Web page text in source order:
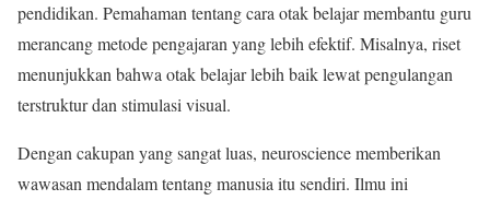
pendidikan. Pemahaman tentang cara otak belajar membantu guru
merancang metode pengajaran yang lebih efektif. Misalnya, riset
menunjukkan bahwa otak belajar lebih baik lewat pengulangan
terstruktur dan stimulasi visual.
Dengan cakupan yang sangat luas, neuroscience memberikan
wawasan mendalam tentang manusia itu sendiri. Ilmu ini